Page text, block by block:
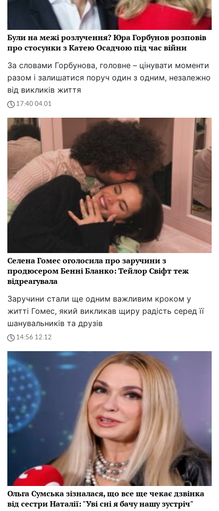
Були на межі розлучення? Юра Горбунов розповів
про стосунки з Катею Осадчою під час війни
За словами Горбунова, головне – цінувати моменти
разом і залишатися поруч один з одним, незалежно
від викликів життя
17:40 04.01
Селена Гомес оголосила про заручини з
продюсером Бенні Бланко: Тейлор Свіфт теж
відреагувала
Заручини стали ще одним важливим кроком у
житті Гомес, який викликав щиру радість серед її
шанувальників та друзів
14:56 12.12
Ольга Сумська зізналася, що все ще чекає дзвінка
від сестри Наталії: "Уві сні я бачу нашу зустріч"